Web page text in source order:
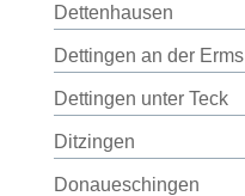
Dettenhausen
Dettingen an der Erms
Dettingen unter Teck
Ditzingen
Donaueschingen